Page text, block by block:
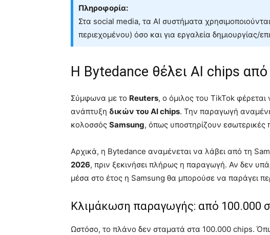
Πληροφορία:
Στα social media, τα AI συστήματα
περιεχομένου) όσο και για εργαλεία δημιουργίας/
Η Bytedance θέλει AI chips
Σύμφωνα με το Reuters, ο όμιλος του TikTok φέρεται
ανάπτυξη δικών του AI chips. Την παραγωγή
κολοσσός Samsung, όπως υποστηρίζουν εσωτερικές
Αρχικά, η Bytedance αναμένεται να λάβει από τη
2026, πριν ξεκινήσει πλήρως η παραγωγή. Αν δεν
μέσα στο έτος η Samsung θα μπορούσε να παράγει
Κλιμάκωση παραγωγής: από 100.000
Ωστόσο, το πλάνο δεν σταματά στα 100.000 chips.